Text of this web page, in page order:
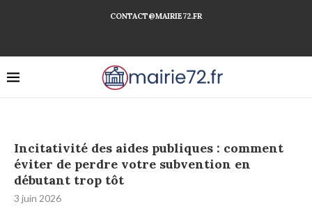
CONTACT@MAIRIE72.FR
Incitativité des aides publiques : comment
éviter de perdre votre subvention en
débutant trop tôt
3 juin 2026